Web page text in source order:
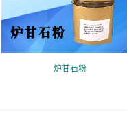
炉甘石粉